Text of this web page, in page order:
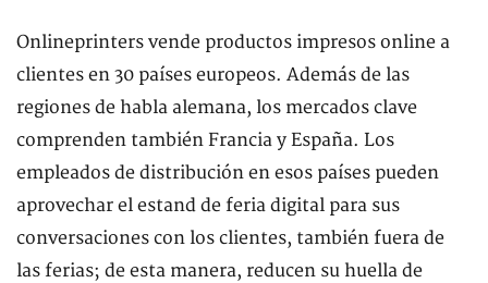
Onlineprinters vende productos impresos online a
clientes en 30 países europeos. Además de las
regiones de habla alemana, los mercados clave
comprenden también Francia y España. Los
empleados de distribución en esos países pueden
aprovechar el estand de feria digital para sus
conversaciones con los clientes, también fuera de
las ferias; de esta manera, reducen su huella de